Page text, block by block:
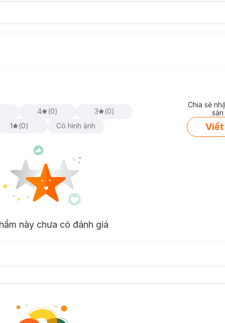
4 (0) 3 (0)
1
(0) Có hình ảnh
Chia sẻ
Viết
này chưa có đánh giá